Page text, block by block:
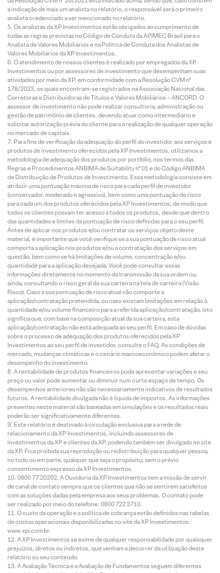
a indicação de mais um analista no relatório, o responsável será o primeiro
analista credenciado a ser mencionado no relatório.
Os analistas da XP Investimentos estão obrigados ao cumprimento de
todas as regras previstas no Código de Conduta da APIMEC Brasil para o
Analista de Valores Mobiliários e na Política de Conduta dos Analistas de
Valores Mobiliários da XP Investimentos.
O atendimento de nossos clientes é realizado por empregados da XP
Investimentos ou por assessores de investimento que desempenham suas
atividades por meio da XP, em conformidade com a Resolução CVM nº
178/2023, os quais encontram-se registrados na Associação Nacional das
Corretoras e Distribuidoras de Títulos e Valores Mobiliários – ANCORD. O
assessor de investimento não pode realizar consultoria, administração ou
gestão de patrimônio de clientes, devendo atuar como intermediário e
solicitar autorização prévia do cliente para a realização de qualquer operação
no mercado de capitais.
Para fins de verificação da adequação do perfil do investidor aos serviços e
produtos de investimento oferecidos pela XP Investimentos, utilizamos a
metodologia de adequação dos produtos por portfólio, nos termos das
Regras e Procedimentos ANBIMA de Suitability nº 01 e do Código ANBIMA
de Distribuição de Produtos de Investimento. Essa metodologia consiste em
atribuir uma pontuação máxima de risco para cada perfil de investidor
(conservador, moderado e agressivo), bem como uma pontuação de risco
para cada um dos produtos oferecidos pela XP Investimentos, de modo que
todos os clientes possam ter acesso a todos os produtos, desde que dentro
das quantidades e limites da pontuação de risco definidas para o seu perfil.
Antes de aplicar nos produtos e/ou contratar os serviços objeto deste
material, é importante que você verifique se a sua pontuação de risco atual
comporta a aplicação nos produtos e/ou a contratação dos serviços em
questão, bem como se há limitações de volume, concentração e/ou
quantidade para a aplicação desejada. Você pode consultar essas
informações diretamente no momento da transmissão da sua ordem ou,
ainda, consultando o risco geral da sua carteira na tela de carteira (Visão
Risco). Caso a sua pontuação de risco atual não comporte a
aplicação/contratação pretendida, ou caso existam limitações em relação à
quantidade e/ou volume financeiro para a referida aplicação/contratação, isto
significa que, com base na composição atual da sua carteira, esta
aplicação/contratação não está adequada ao seu perfil. Em caso de dúvidas
sobre o processo de adequação dos produtos oferecidos pela XP
Investimentos ao seu perfil de investidor, consulte o FAQ. As condições de
mercado, mudanças climáticas e o cenário macroeconômico podem afetar o
desempenho do investimento.
A rentabilidade de produtos financeiros pode apresentar variações e seu
preço ou valor pode aumentar ou diminuir num curto espaço de tempo. Os
desempenhos anteriores não são necessariamente indicativos de resultados
futuros. A rentabilidade divulgada não é líquida de impostos. As informações
presentes neste material são baseadas em simulações e os resultados reais
poderão ser significativamente diferentes.
Este relatório é destinado à circulação exclusiva para a rede de
relacionamento da XP Investimentos, incluindo assessores de
investimentos da XP e clientes da XP, podendo também ser divulgado no site
da XP. Fica proibida sua reprodução ou redistribuição para qualquer pessoa,
no todo ou em parte, qualquer que seja o propósito, sem o prévio
consentimento expresso da XP Investimentos.
0800 77 20202. A Ouvidoria da XP Investimentos tem a missão de servir
de canal de contato sempre que os clientes que não se sentirem satisfeitos
com as soluções dadas pela empresa aos seus problemas. O contato pode
ser realizado por meio do telefone: 0800 722 3710.
O custo da operação e a política de cobrança estão definidos nas tabelas
de custos operacionais disponibilizadas no site da XP Investimentos:
www.xpi.com.br.
A XP Investimentos se exime de qualquer responsabilidade por quaisquer
prejuízos, diretos ou indiretos, que venham a decorrer da utilização deste
relatório ou seu conteúdo.
A Avaliação Técnica e a Avaliação de Fundamentos seguem diferentes